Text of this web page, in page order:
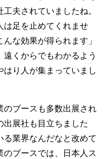
夫されていましたね。
は足を止めてくれませ
な効果が得られます」
くからでもわかるよう
り人が集まっていまし
のブースも多数出展され
出展社も目立ちました
業界なんだなと改めて
ブースでは、日本人ス